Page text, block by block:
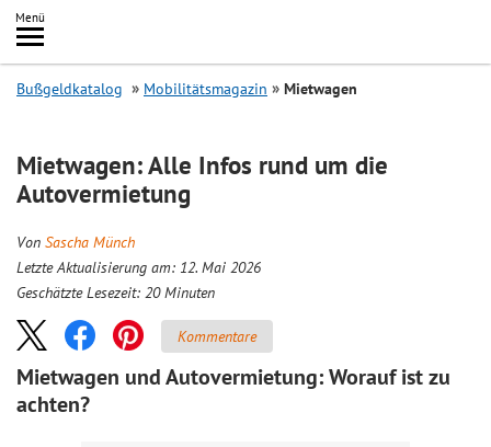
Inhalt
springen
Menü
Search
Bußgeldkatalog Mobilitätsmagazin Mietwagen
Mietwagen: Alle Infos rund um die
Autovermietung
Von Sascha Münch
Letzte Aktualisierung am: 12. Mai 2026
Geschätzte Lesezeit: 20 Minuten
Kommentare
Mietwagen und Autovermietung: Worauf ist zu
achten?